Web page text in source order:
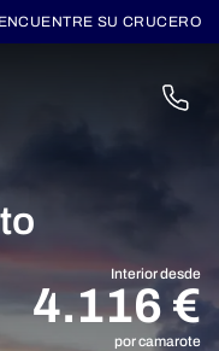
ENCUENTRE SU CRUCERO
Interior desde
4.116 €
por camarote